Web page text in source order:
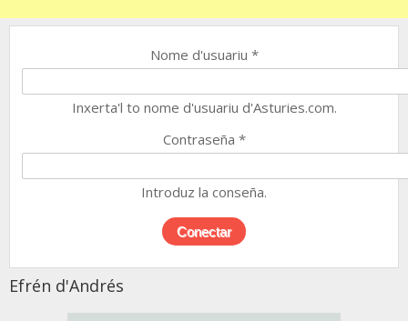
Nome d'usuariu *
Inxerta'l to nome d'usuariu d'Asturies.com.
Contraseña *
Introduz la conseña.
Efrén d'Andrés